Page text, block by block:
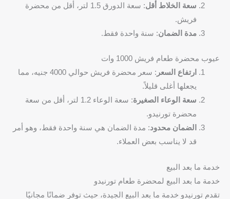
سعة الخلاط أقل
: سعة الدورق 1.5 لتر، أقل من محضرة
فريش.
مدة الضمان: سنة واحدة فقط.
عيوب محضرة طعام فريش 1000 وات
ارتفاع السعر
: سعر محضرة فريش حوالي 4000 جنيه، مما
يجعلها أغلى قليلاً.
سعة الوعاء الصغيرة
: سعة الوعاء 1.2 لتر، أقل من سعة
محضرة تورنيدو.
الضمان محدود: مدة الضمان هي سنة واحدة فقط، وهو أمر
قد لا يناسب بعض العملاء.
خدمة ما بعد البيع
خدمة ما بعد البيع لمحضرة طعام تورنيدو
تقدم تورنيدو خدمة ما بعد البيع الجيدة، حيث توفر ضمانًا مجانيًا